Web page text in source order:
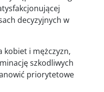
decyzyjnych w
kobiet i mężczyzn,
szkodliwych
priorytetowe